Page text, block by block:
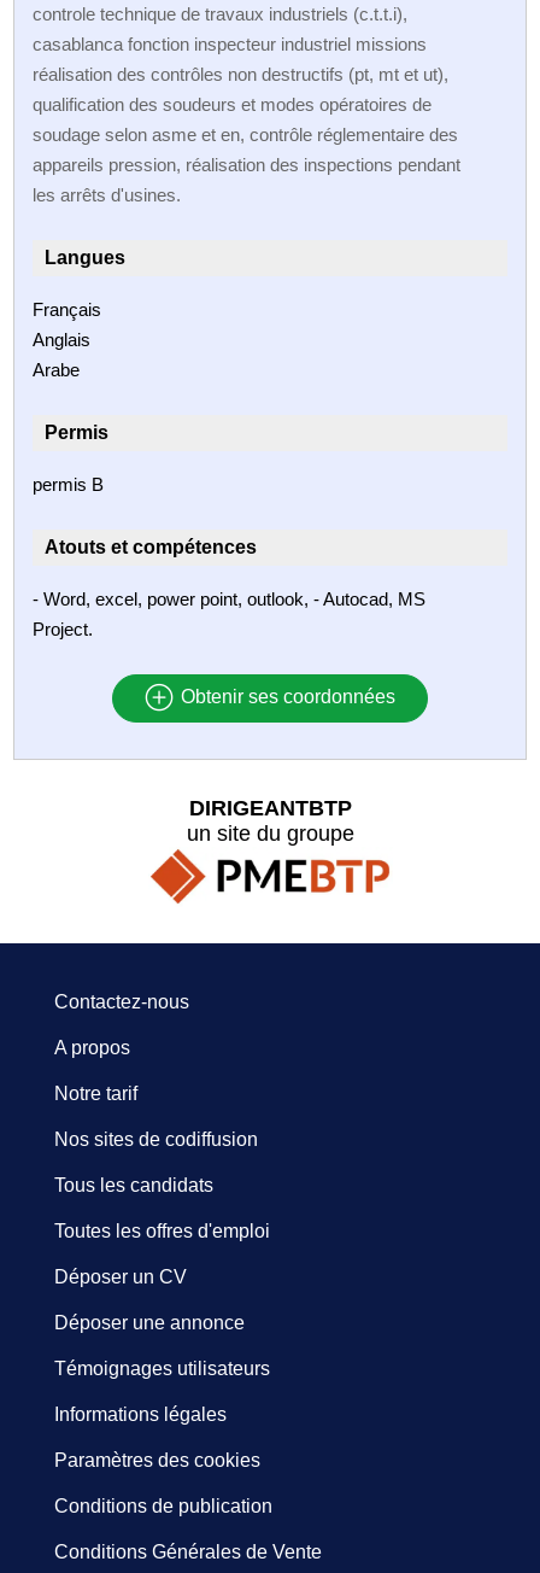
controle technique de travaux industriels (c.t.t.i),
casablanca fonction inspecteur industriel missions
réalisation des contrôles non destructifs (pt, mt et ut),
qualification des soudeurs et modes opératoires de
soudage selon asme et en, contrôle réglementaire des
appareils pression, réalisation des inspections pendant
les arrêts d'usines.
Langues
Français
Anglais
Arabe
Permis
permis B
Atouts et compétences
- Word, excel, power point, outlook, - Autocad, MS
Project.
Obtenir ses coordonnées
DIRIGEANTBTP
un site du groupe
Contactez-nous
A propos
Notre tarif
Nos sites de codiffusion
Tous les candidats
Toutes les offres d'emploi
Déposer un CV
Déposer une annonce
Témoignages utilisateurs
Informations légales
Paramètres des cookies
Conditions de publication
Conditions Générales de Vente